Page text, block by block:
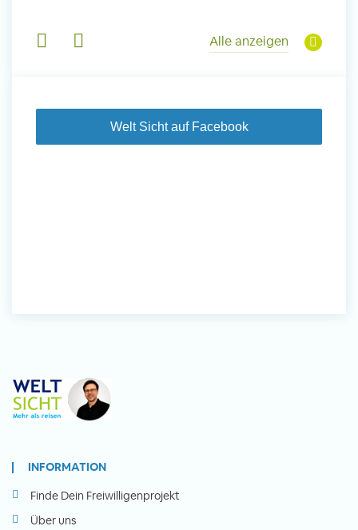
Alle anzeigen
Welt Sicht auf Facebook
INFORMATION
Finde Dein Freiwilligenprojekt
Über uns